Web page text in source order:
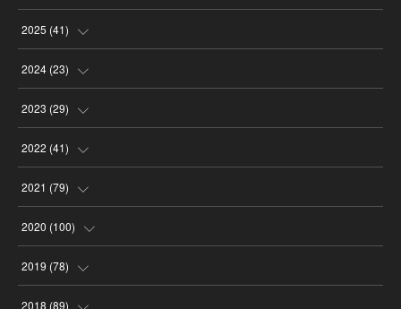
(4
(8
(4
(2
2025 (41)
(4
(9
(6
(1
2024 (23)
(3
(2
(1
(3)
2023 (29)
(3
(3
(3)
(2
2022 (41)
(6
(3)
(1
(4
2021 (79)
(7)
(7
(7
2020 (100)
(16 )
(11 )
2019 (78)
(14 )
2018 (89)